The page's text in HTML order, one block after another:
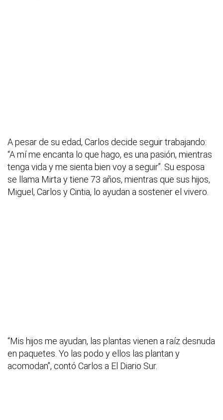
A pesar de su edad, Carlos decide seguir trabajando:
“A mí me encanta lo que hago, es una pasión, mientras
tenga vida y me sienta bien voy a seguir”. Su esposa
se llama Mirta y tiene 73 años, mientras que sus hijos,
Miguel, Carlos y Cintia, lo ayudan a sostener el vivero.
“Mis hijos me ayudan, las plantas vienen a raíz desnuda
en paquetes. Yo las podo y ellos las plantan y
acomodan”, contó Carlos a El Diario Sur.